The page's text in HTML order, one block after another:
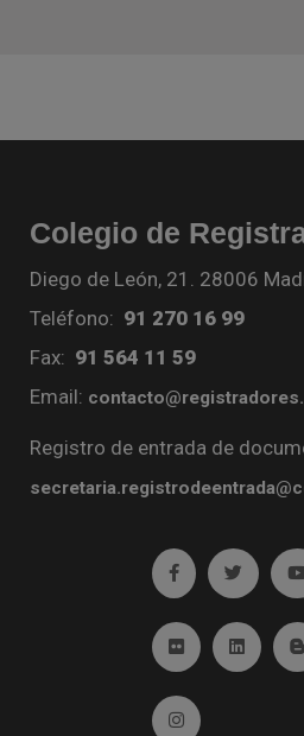
Colegio de
Diego de León, 21. 28006
Teléfono: 91 270 16 99
Fax: 91 564 11 59
Email:
Registro de entrada de
Ir a facebook
Ir a
Ir a Flickr (abre
Ir a
Ir a Instagram